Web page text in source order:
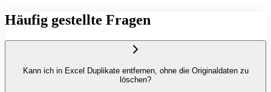
Häufig gestellte Fragen
Kann ich in Excel Duplikate entfernen, ohne die Originaldaten zu
löschen?